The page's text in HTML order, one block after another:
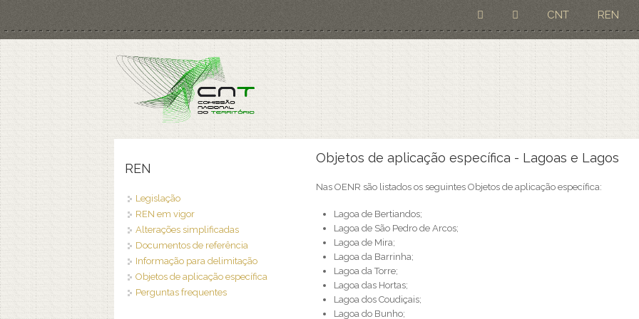
CNT REN
Está aqui
Objetos de aplicação específica - Lagoas e Lagos
Nas OENR são listados os seguintes Objetos de aplicação específica:
Lagoa de Bertiandos;
Lagoa de São Pedro de Arcos;
Lagoa de Mira;
Lagoa da Barrinha;
Lagoa da Torre;
Lagoa das Hortas;
Lagoa dos Coudiçais;
Lagoa do Bunho;
REN
Legislação
REN em vigor
Alterações simplificadas
Documentos de referência
Informação para delimitação
Objetos de aplicação específica
Perguntas frequentes